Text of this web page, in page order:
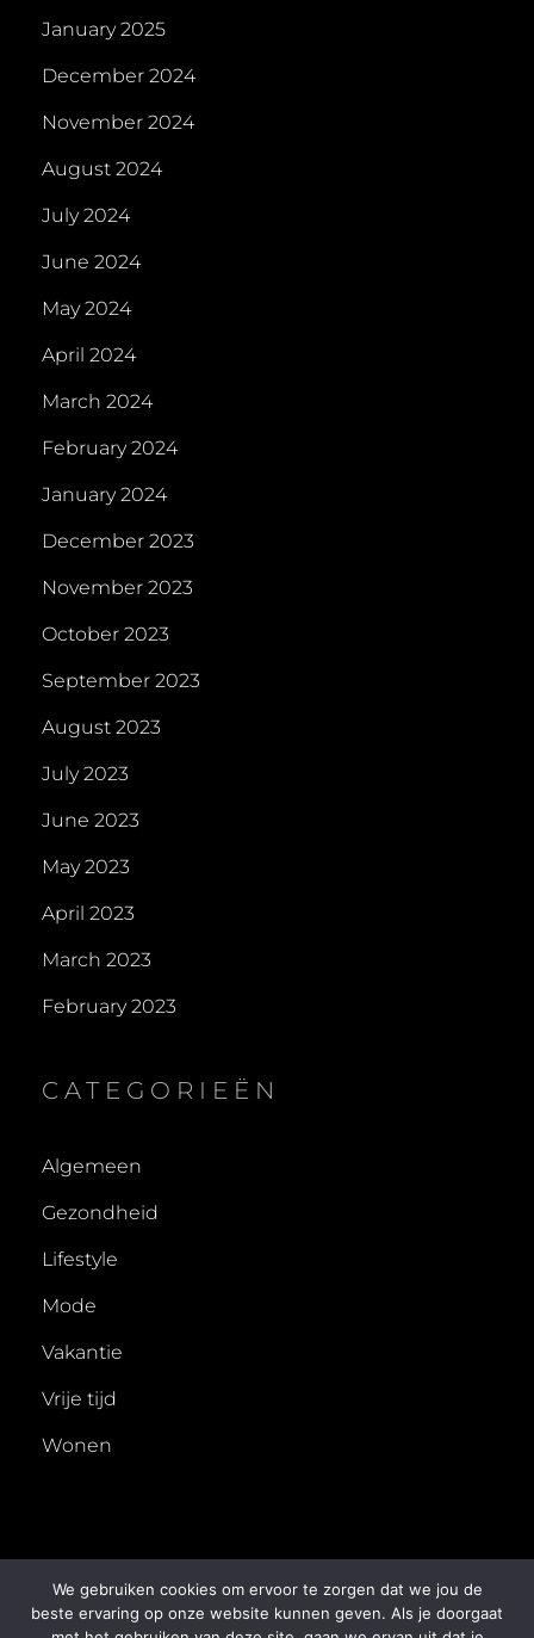
January 2025
December 2024
November 2024
August 2024
July 2024
June 2024
May 2024
April 2024
March 2024
February 2024
January 2024
December 2023
November 2023
October 2023
September 2023
August 2023
July 2023
June 2023
May 2023
April 2023
March 2023
February 2023
CATEGORIEËN
Algemeen
Gezondheid
Lifestyle
Mode
Vakantie
Vrije tijd
Wonen
We gebruiken cookies om ervoor te zorgen dat we jou de
beste ervaring op onze website kunnen geven. Als je doorgaat